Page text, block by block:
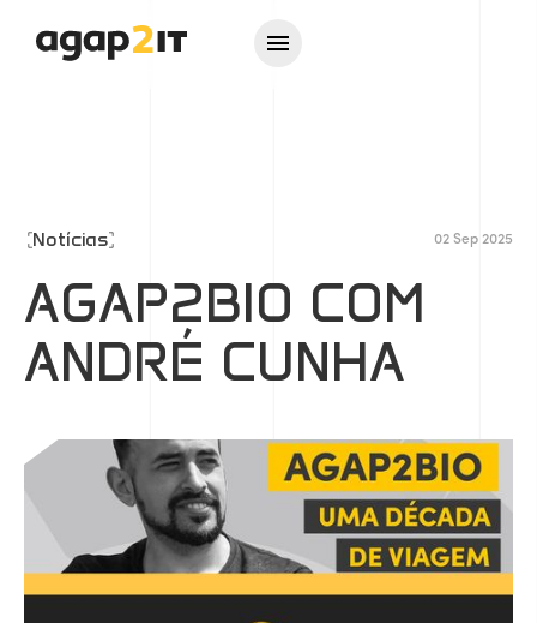
Notícias 02 Sep 2025
AGAP2BIO COM
ANDRÉ CUNHA